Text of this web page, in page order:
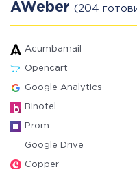
AWeber (204
Acumbamail
Opencart
Google Analytics
Binotel
Prom
Google Drive
Copper